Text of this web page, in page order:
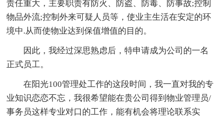
责任重大，主要职责有防火、防盗、防毒、防事故;控制
物品外流;控制外来可疑人员等，使业主生活在安定的环
境中.从而使物业达到保值增值的目的。
因此，我经过深思熟虑后，特申请成为公司的一名
正式员工。
在阳光100管理处工作的这段时间，我一直对我的专
业知识恋恋不忘，我很希望能在贵公司得到物业管理员/
事务员这样专业对口的工作，能有机会将理论联系实